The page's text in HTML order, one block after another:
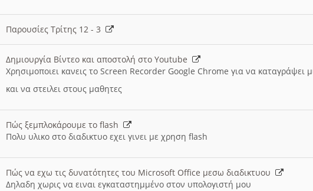
Παρουσίες Τρίτης 12 - 3
Δημιουργία Βίντεο και αποστολή στο Youtube
Χρησιμοποιει κανεις το Screen Recorder Google Chrome για να καταγράψει
και να στειλει στους μαθητες
Πώς ξεμπλοκάρουμε το flash
Πολυ υλικο στο διαδικτυο εχει γινει με χρηση flash
Πώς να εχω τις δυνατότητες του Microsoft Office μεσω διαδικτυου
Δηλαδη χωρις να ειναι εγκαταστημμένο στον υπολογιστή μου